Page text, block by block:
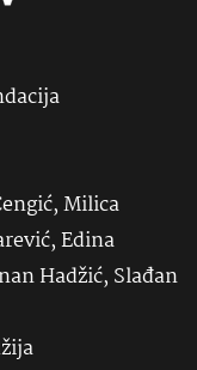
Milica
Edina
Hadžić, Slađan